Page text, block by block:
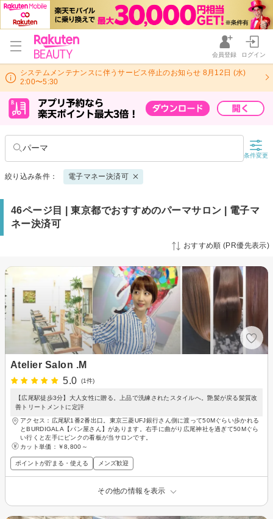
会員登録 ログイン
システムメンテナンスに伴うサービス停止のお知らせ 8月12日 (水)
2:00〜5:30
パーマ
条件変更
絞り込み条件： 電子マネー決済可
46ページ目 | 東京都でおすすめのパーマサロン | 電子マ
ネー決済可
おすすめ順 (PR優先表示)
Atelier Salon .M
5.0
(1件)
【広尾駅徒歩3分】大人女性に贈る。上品で洗練されたスタイルへ。艶髪が戻る髪質改
善トリートメントに定評
アクセス：広尾駅1番2番出口。東京三菱UFJ銀行さん側に渡って50Mぐらい歩かれる
とBURDIGALA【パン屋さん】があります。右手に曲がり広尾神社を過ぎて50Mぐら
い行くと左手にピンクの看板が当サロンです。
カット単価： ￥8,800～
ポイントが貯まる・使える メンズ歓迎
その他の情報を表示